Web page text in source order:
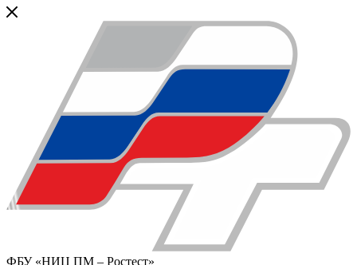
ФБУ «НИЦ ПМ – Ростест»